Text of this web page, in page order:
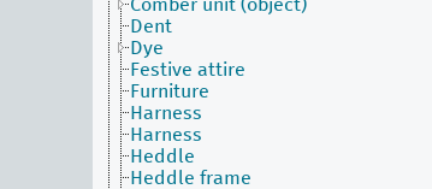
Comber unit (object)
Dent
Dye
Festive attire
Furniture
Harness
Harness
Heddle
Heddle frame